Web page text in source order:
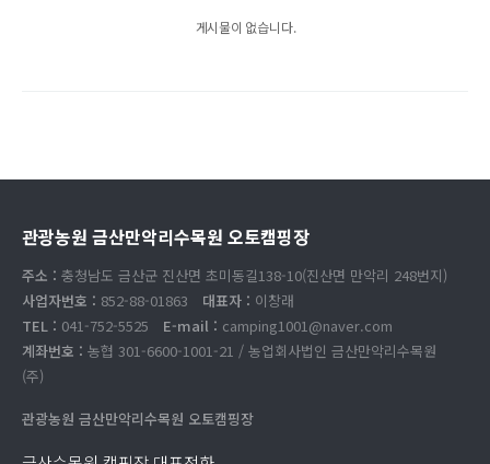
게시물이 없습니다.
관광농원 금산만악리수목원 오토캠핑장
주소 : 충청남도 금산군 진산면 초미동길138-10(진산면 만악리 248번지)
사업자번호 : 852-88-01863 대표자 : 이창래
TEL : 041-752-5525 E-mail : camping1001@naver.com
계좌번호 : 농협 301-6600-1001-21 / 농업회사법인 금산만악리수목원
(주)
관광농원 금산만악리수목원 오토캠핑장